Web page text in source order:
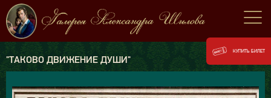
"ТАКОВО ДВИЖЕНИЕ ДУШИ"
КУПИТЬ БИЛЕТ